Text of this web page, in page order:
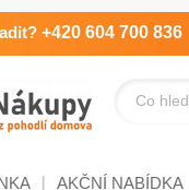
+420 604 700 836
Co
AKČNÍ NABÍDKA